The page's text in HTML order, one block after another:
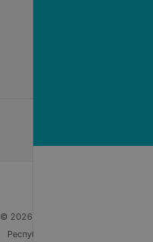
© 2026 ООО «Артокс Лаб», УНП
Республика Беларусь, г. Минск,